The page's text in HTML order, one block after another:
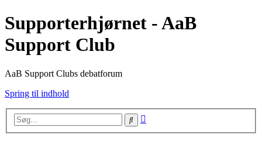
Supporterhjørnet - AaB
Support Club
AaB Support Clubs debatforum
Spring til indhold
Søg